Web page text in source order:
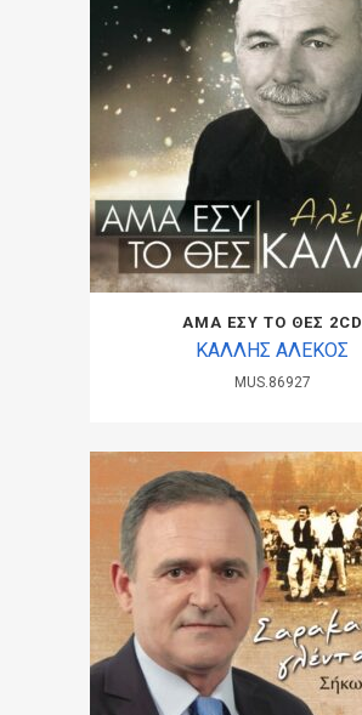
ΑΜΑ ΕΣΥ ΤΟ ΘΕΣ 2CD
ΚΑΛΛΗΣ ΑΛΕΚΟΣ
MUS.86927